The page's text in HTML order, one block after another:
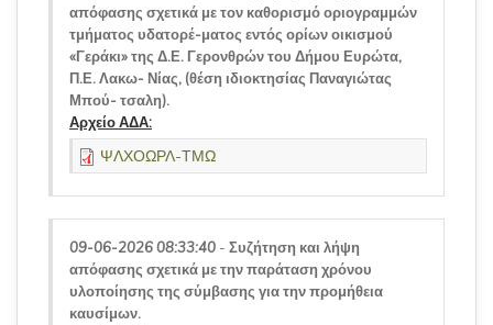
απόφασης σχετικά με τον καθορισμό οριογραμμών
τμήματος υδατορέ-ματος εντός ορίων οικισμού
«Γεράκι» της Δ.Ε. Γερονθρών του Δήμου Ευρώτα,
Π.Ε. Λακω- Νίας, (θέση ιδιοκτησίας Παναγιώτας
Μπού- τσαλη).
Αρχείο ΑΔΑ:
ΨΛΧΟΩΡΛ-ΤΜΩ
09-06-2026 08:33:40 - Συζήτηση και λήψη
απόφασης σχετικά με την παράταση χρόνου
υλοποίησης της σύμβασης για την προμήθεια
καυσίμων.